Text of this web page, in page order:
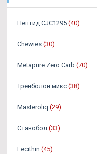
Пептид CJC1295 (40)
Chewies (30)
Metapure Zero Carb (70)
Тренболон микс (38)
Masteroliq (29)
Станобол (33)
Lecithin (45)